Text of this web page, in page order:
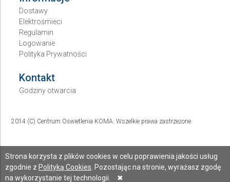
Strona korzysta z plików cookies w celu poprawienia jakości usług
zgodnie z Polityką Cookies . Pozostając na stronie, wyrażasz zgodę
na wykorzystanie tej technologii.
✖
Dostawy
Elektrośmieci
Regulamin
Logowanie
Polityka Prywatności
Kontakt
Godziny otwarcia
2014 (C) Centrum Oświetlenia KOMA. Wszelkie prawa zastrzeżone